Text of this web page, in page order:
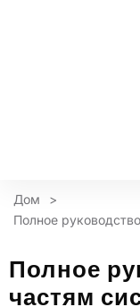
Дом
>
Полное
Полное
частям